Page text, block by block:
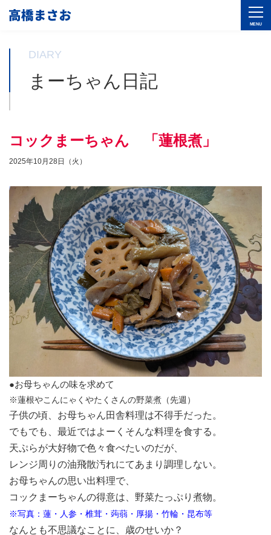
DIARY
まーちゃん日記
コックまーちゃん 「蓮根煮」
2025年10月28日（火）
●お母ちゃんの味を求めて
※蓮根やこんにゃくやたくさんの野菜煮（先週）
子供の頃、お母ちゃん田舎料理は不得手だった。
でもでも、最近ではよーくそんな料理を食する。
天ぷらが大好物で色々食べたいのだが、
レンジ周りの油飛散汚れにてあまり調理しない。
お母ちゃんの思い出料理で、
コックまーちゃんの得意は、野菜たっぷり煮物。
※写真：蓮・人参・椎茸・蒟蒻・厚揚・竹輪・昆布等
なんとも不思議なことに、歳のせいか？